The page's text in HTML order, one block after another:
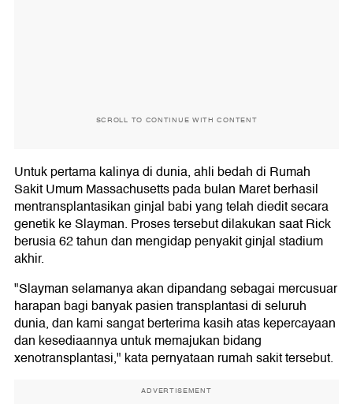
SCROLL TO CONTINUE WITH CONTENT
Untuk pertama kalinya di dunia, ahli bedah di Rumah
Sakit Umum Massachusetts pada bulan Maret berhasil
mentransplantasikan ginjal babi yang telah diedit secara
genetik ke Slayman. Proses tersebut dilakukan saat Rick
berusia 62 tahun dan mengidap penyakit ginjal stadium
akhir.
"Slayman selamanya akan dipandang sebagai mercusuar
harapan bagi banyak pasien transplantasi di seluruh
dunia, dan kami sangat berterima kasih atas kepercayaan
dan kesediaannya untuk memajukan bidang
xenotransplantasi," kata pernyataan rumah sakit tersebut.
ADVERTISEMENT